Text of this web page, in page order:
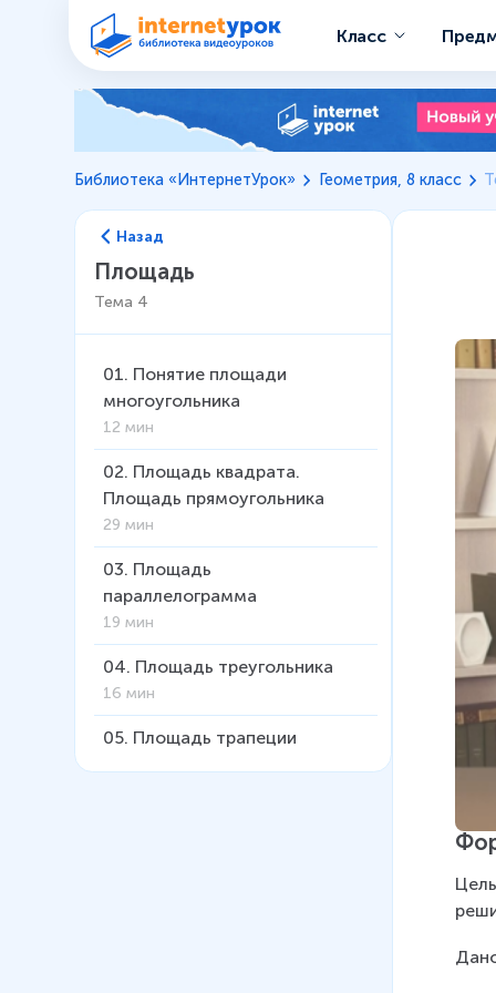
Класс
Библиотека «ИнтернетУрок» Геометрия, 8 класс
Назад
Площадь
Тема 4
01. Понятие площади
многоугольника
12 мин
02. Площадь квадрата.
Площадь прямоугольника
29 мин
03. Площадь
параллелограмма
19 мин
04. Площадь треугольника
16 мин
05. Площадь трапеции